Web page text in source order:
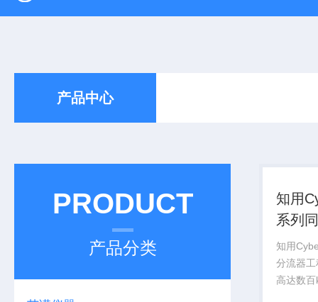
产品中心
PRODUCT
产品分类
知用
系列
知用
分流器
高达数